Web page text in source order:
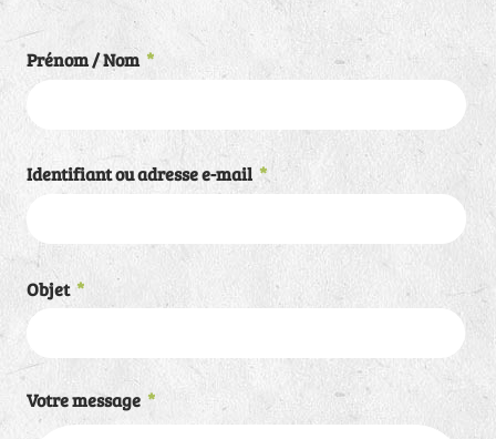
Prénom / Nom *
Identifiant ou adresse e-mail *
Objet *
Votre message *